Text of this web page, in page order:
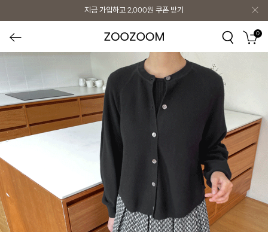
지금 가입하고 2,000원 쿠폰 받기
0